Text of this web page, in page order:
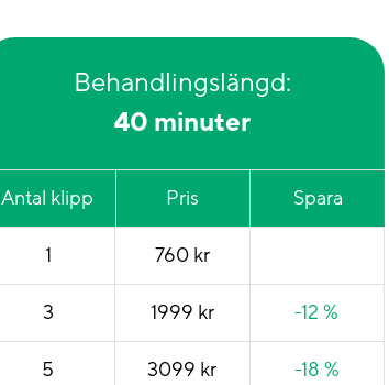
Behandlingslängd:
40 minuter
Antal klipp Pris Spara
1 760 kr
3 1999 kr -12 %
5 3099 kr -18 %